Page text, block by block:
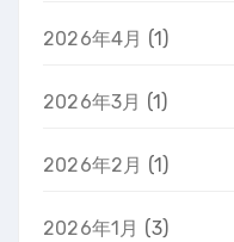
2026年4月 (1)
2026年3月 (1)
2026年2月 (1)
2026年1月 (3)